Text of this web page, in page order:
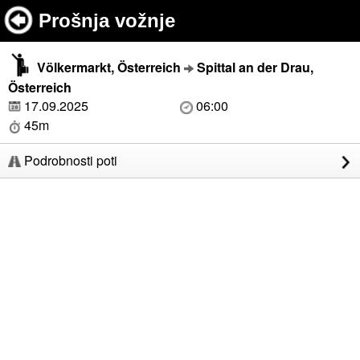
Prošnja vožnje
Völkermarkt, Österreich
Spittal an der Drau,
Österreich
17.09.2025
06:00
45m
Podrobnosti poti